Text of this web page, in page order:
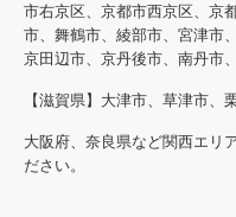
市右京区、京都市西京区、京
市、舞鶴市、綾部市、宮津市
京田辺市、京丹後市、南丹市
【滋賀県】大津市、草津市、
大阪府、奈良県など関西エリ
ださい。